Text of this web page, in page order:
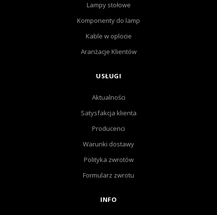
Lampy stołowe
Komponenty do lamp
Kable w oplocie
Aranżacje Klientów
USŁUGI
Aktualności
Satysfakcja klienta
Producenci
Warunki dostawy
Polityka zwrotów
Formularz zwrotu
INFO